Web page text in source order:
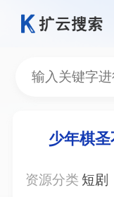
少年棋
资源分类 短剧